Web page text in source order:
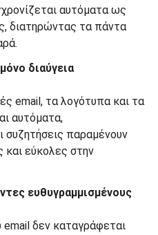
αυτόματα ως
διατηρώντας τα πάντα
διαύγεια
email, τα λογότυπα και τα
αυτόματα,
συζητήσεις παραμένουν
και εύκολες στην
ευθυγραμμισμένους
δεν καταγράφεται